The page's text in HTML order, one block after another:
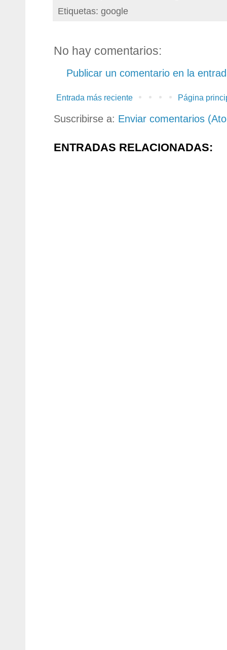
Etiquetas: google
No hay comentarios:
Publicar un comentario en la
Entrada más reciente Página
Suscribirse a: Enviar comentarios
ENTRADAS RELACIONADAS: